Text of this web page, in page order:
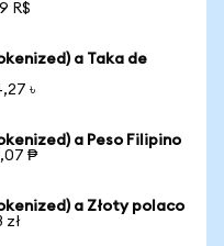
R$
a Taka de
৳
a Peso Filipino
₱
a Złoty polaco
zł